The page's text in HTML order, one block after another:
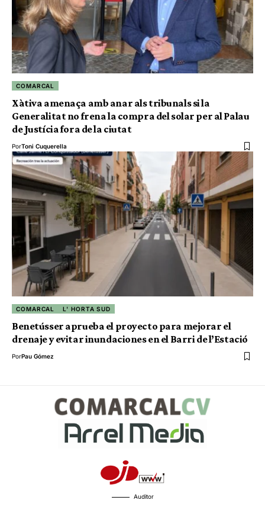
COMARCAL
Xàtiva amenaça amb anar als tribunals si la
Generalitat no frena la compra del solar per al Palau
de Justícia fora de la ciutat
PorToni Cuquerella
COMARCAL L' HORTA SUD
Benetússer aprueba el proyecto para mejorar el
drenaje y evitar inundaciones en el Barri de l’Estació
PorPau Gómez
Auditor